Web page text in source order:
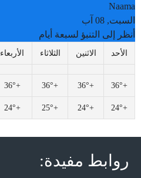
Naama
السبت, 08 آب
أنظر إلى التنبؤ لسبعة أيام
الأحد الاثنين الثلاثاء الأربعاء
+
36°
+
36°
+
36°
+
36°
+
24°
+
24°
+
25°
+
24°
روابط مفيدة: